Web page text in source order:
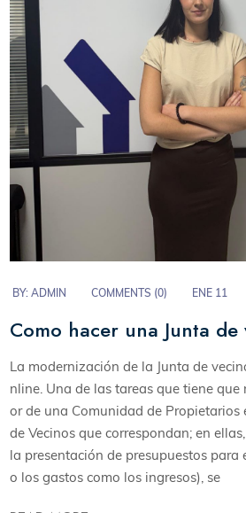
BY:ADMIN COMMENTS (0) ENE 11
Como hacer una Junta
La modernización de la Junta de
nline. Una de las tareas que tiene
or de una Comunidad de Propietarios
de Vecinos que correspondan; en
la presentación de presupuestos para
o los gastos como los ingresos), se